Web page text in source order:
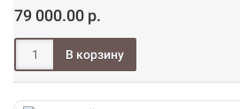
79 000.00 р.